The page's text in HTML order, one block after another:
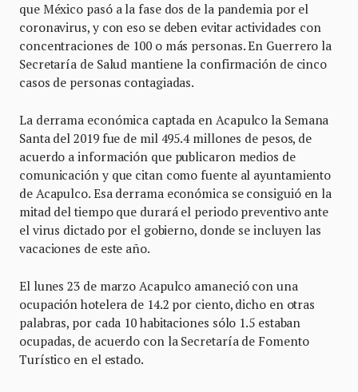
que México pasó a la fase dos de la pandemia por el
coronavirus, y con eso se deben evitar actividades con
concentraciones de 100 o más personas. En Guerrero la
Secretaría de Salud mantiene la confirmación de cinco
casos de personas contagiadas.
La derrama económica captada en Acapulco la Semana
Santa del 2019 fue de mil 495.4 millones de pesos, de
acuerdo a información que publicaron medios de
comunicación y que citan como fuente al ayuntamiento
de Acapulco. Esa derrama económica se consiguió en la
mitad del tiempo que durará el periodo preventivo ante
el virus dictado por el gobierno, donde se incluyen las
vacaciones de este año.
El lunes 23 de marzo Acapulco amaneció con una
ocupación hotelera de 14.2 por ciento, dicho en otras
palabras, por cada 10 habitaciones sólo 1.5 estaban
ocupadas, de acuerdo con la Secretaría de Fomento
Turístico en el estado.